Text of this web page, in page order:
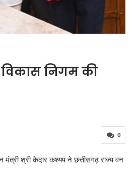
विकास निगम की
0
मंत्री श्री केदार कश्यप ने छत्तीसगढ़ राज्य वन